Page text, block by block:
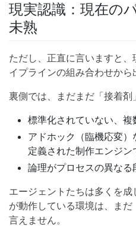
現実認識：現在の
未熟
ただし、正直に言いますと
イプラインの組み合わせから
裏側では、まだまだ「接着剤
標準化されていない、複
アドホック（臨機応変
定義された制作エンジン
論理がプロセスの異なる
エージェントたちは多くを
が動作している環境は、ま
言えません。